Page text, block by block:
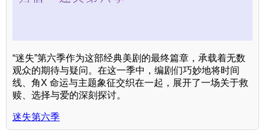
“迷失”第六季作为这部经典美剧的最终篇章，承载着无数
观众的期待与疑问。在这一季中，编剧们巧妙地将时间
线、角X 命运与主题象征交织在一起，展开了一场关于救
赎、选择与爱的深刻探讨。
迷失第六季